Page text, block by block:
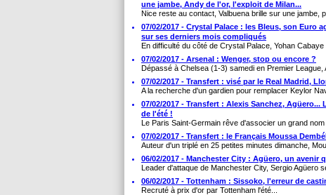
une jambe, Andy de l'or, l'exploit de Milan...
Nice reste au contact, Valbuena brille sur une jambe,
07/02/2017 - Crystal Palace : les Bleus, son Euro
sur ses derniers mois compliqués
En difficulté du côté de Crystal Palace, Yohan Cabaye
07/02/2017 - Arsenal : Wenger, stop ou encore ?
Dépassé à Chelsea (1-3) samedi en Premier League,
07/02/2017 - Transfert : visé par le Real Madrid,
A la recherche d'un gardien pour remplacer Keylor
07/02/2017 - Transfert : Alexis Sanchez,
de l'été !
Le Paris Saint-Germain rêve d'associer un grand nom
07/02/2017 - Transfert : le Français Moussa
Auteur d'un triplé en 25 petites minutes dimanche,
06/02/2017 - Manchester City : Agüero, un avenir
Leader d'attaque de Manchester City, Sergio Agüero
06/02/2017 - Tottenham : Sissoko, l'erreur de
Recruté à prix d'or par Tottenham l'été...